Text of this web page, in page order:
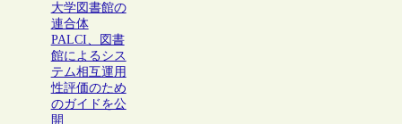
大学図書館の
連合体
PALCI、図書
館によるシス
テム相互運用
性評価のため
のガイドを公
開